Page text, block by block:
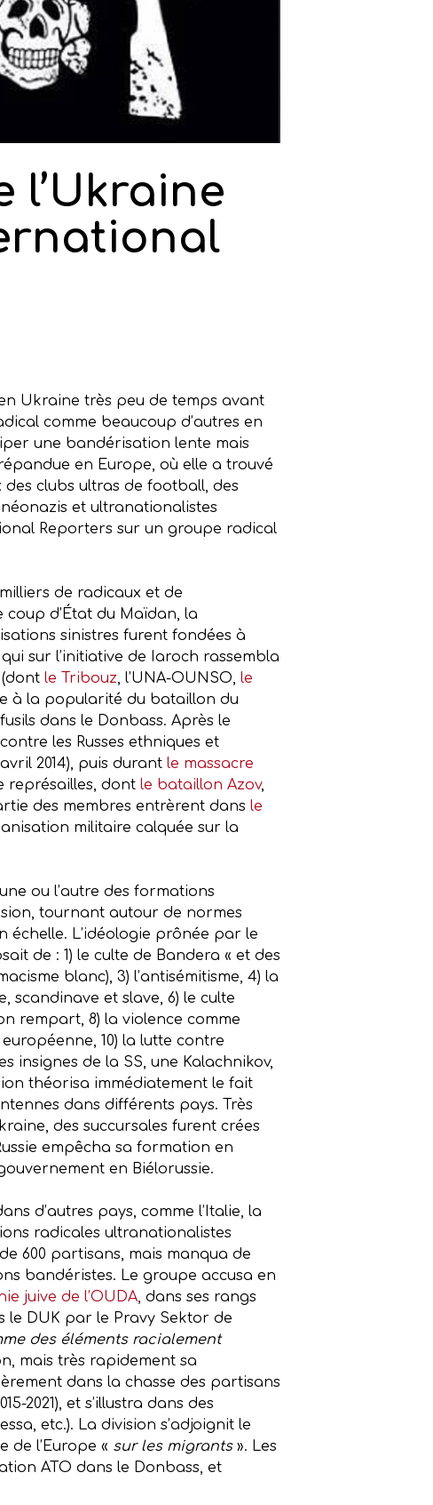
l’Ukraine
Ukraine très peu de temps avant
comme beaucoup d’autres en
une bandérisation lente mais
en Europe, où elle a trouvé
clubs ultras de football, des
et ultranationalistes
Reporters sur un groupe radical
de radicaux et de
coup d’État du Maïdan, la
sinistres furent fondées à
sur l’initiative de Iaroch rassembla
le Tribouz, l’UNA-OUNSO, le
à la popularité du bataillon du
dans le Donbass. Après le
les Russes ethniques et
2014), puis durant le massacre
représailles, dontle bataillon Azov,
des membres entrèrent dans le
militaire calquée sur la
ou l’autre des formations
tournant autour de normes
échelle. L’idéologie prônée par le
de : 1) le culte de Bandera « et des
blanc), 3) l’antisémitisme, 4) la
scandinave et slave, 6) le culte
rempart, 8) la violence comme
10) la lutte contre
insignes de la SS, une Kalachnikov,
théorisa immédiatement le fait
dans différents pays. Très
des succursales furent crées
empêcha sa formation en
en Biélorussie.
d’autres pays, comme l’Italie, la
radicales ultranationalistes
600 partisans, mais manqua de
bandéristes. Le groupe accusa en
juive de l’OUDA, dans ses rangs
le DUK par le Pravy Sektor de
des éléments racialement
mais très rapidement sa
dans la chasse des partisans
2021), et s’illustra dans des
etc.). La division s’adjoignit le
de l’Europe « sur les migrants». Les
ATO dans le Donbass, et